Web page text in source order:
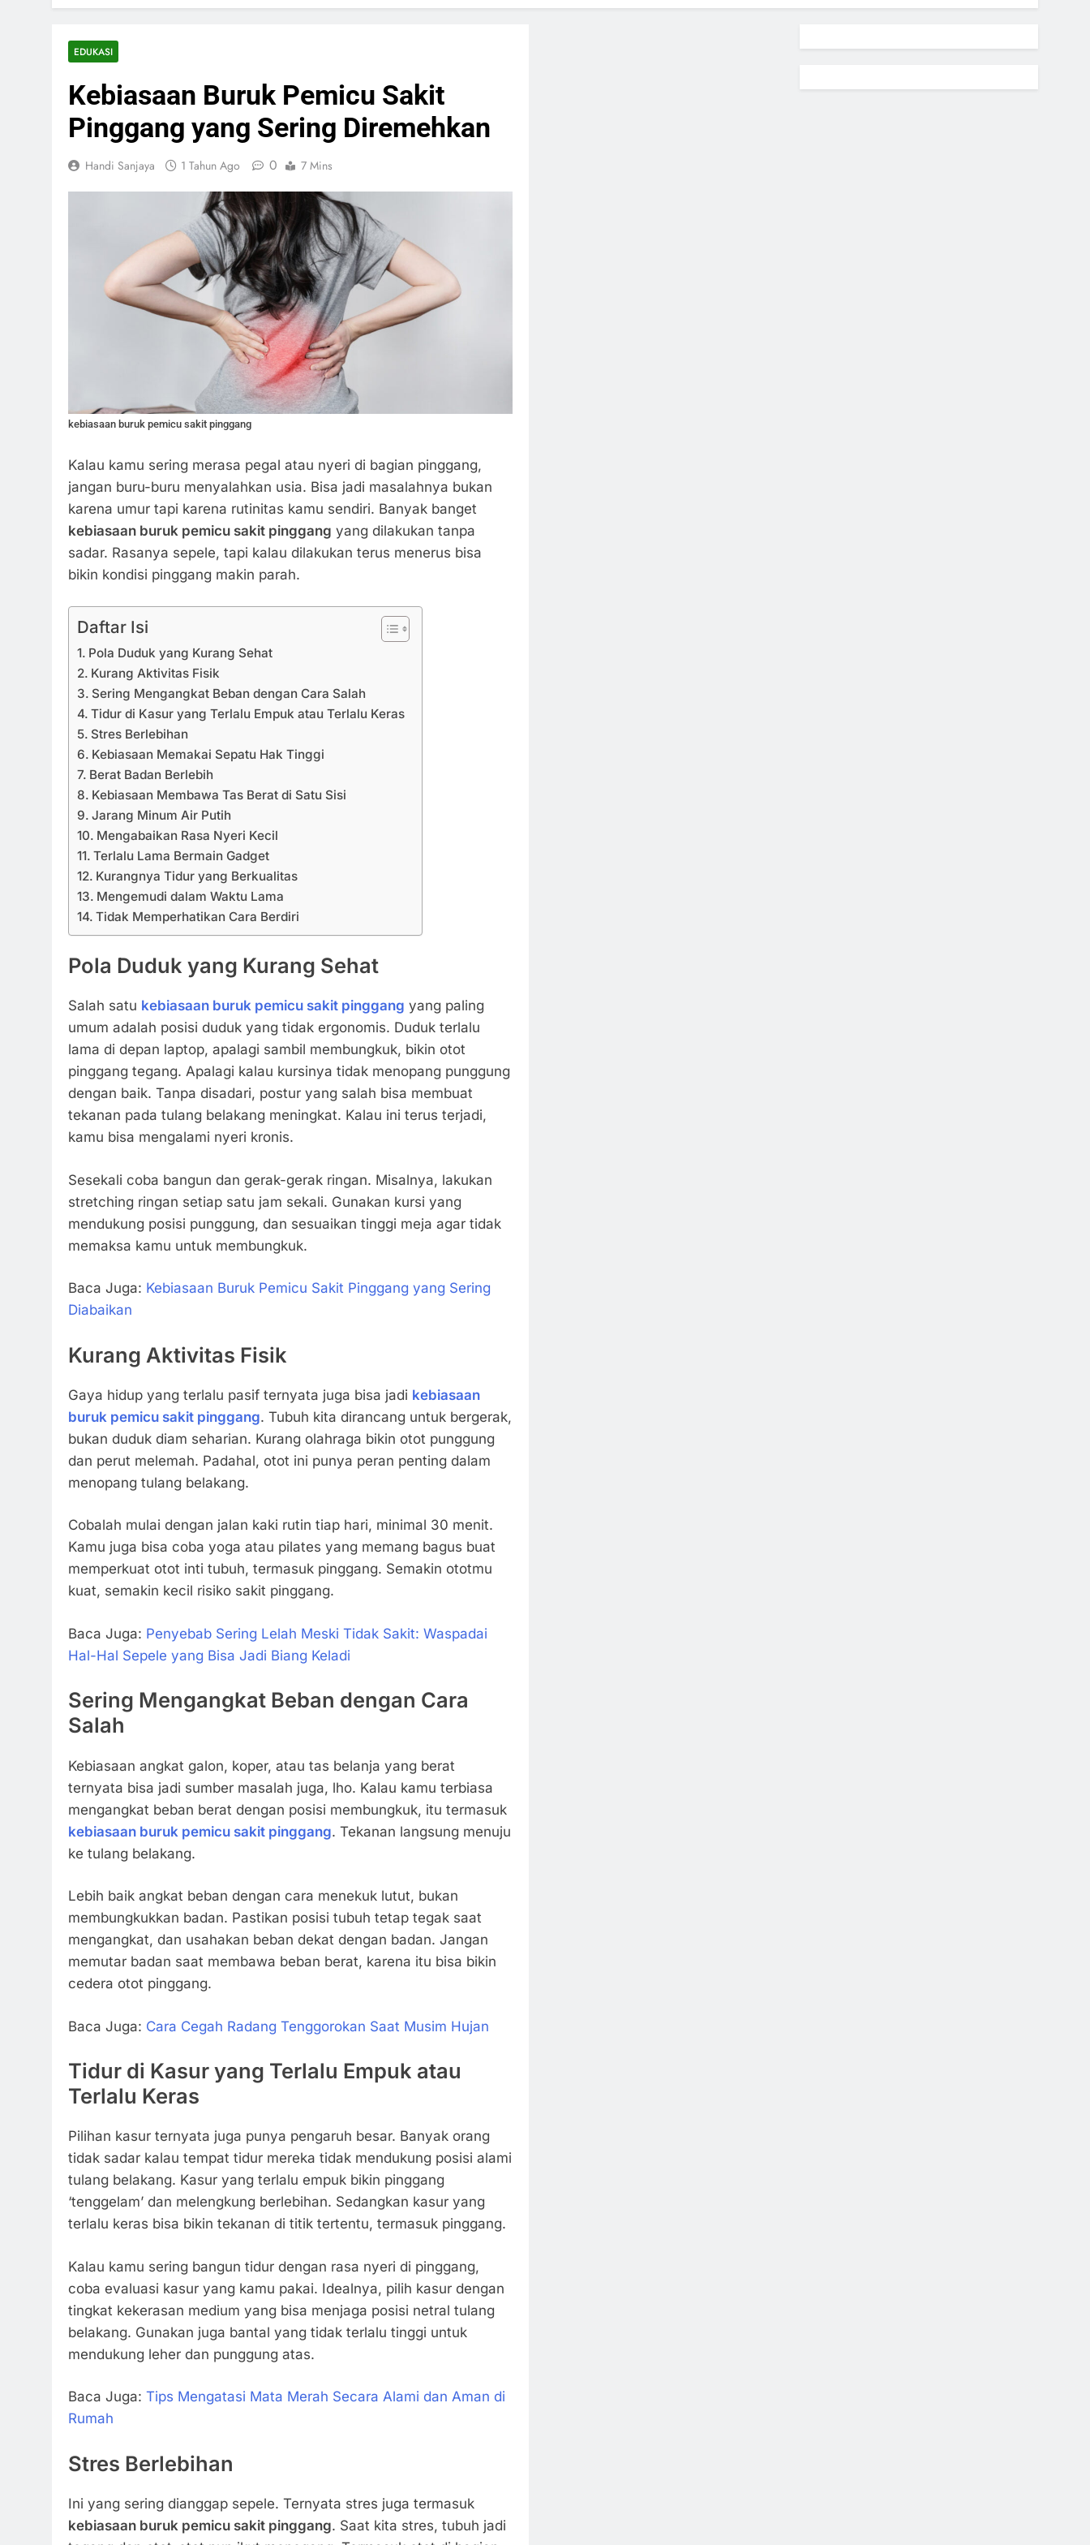
EDUKASI
Kebiasaan Buruk Pemicu Sakit
Pinggang yang Sering Diremehkan
Handi Sanjaya 1 Tahun Ago 0 7 Mins
kebiasaan buruk pemicu sakit pinggang
Kalau kamu sering merasa pegal atau nyeri di bagian pinggang,
jangan buru-buru menyalahkan usia. Bisa jadi masalahnya bukan
karena umur tapi karena rutinitas kamu sendiri. Banyak banget
kebiasaan buruk pemicu sakit pinggang yang dilakukan tanpa
sadar. Rasanya sepele, tapi kalau dilakukan terus menerus bisa
bikin kondisi pinggang makin parah.
Daftar Isi
Pola Duduk yang Kurang Sehat
Kurang Aktivitas Fisik
Sering Mengangkat Beban dengan Cara Salah
Tidur di Kasur yang Terlalu Empuk atau Terlalu Keras
Stres Berlebihan
Kebiasaan Memakai Sepatu Hak Tinggi
Berat Badan Berlebih
Kebiasaan Membawa Tas Berat di Satu Sisi
Jarang Minum Air Putih
Mengabaikan Rasa Nyeri Kecil
Terlalu Lama Bermain Gadget
Kurangnya Tidur yang Berkualitas
Mengemudi dalam Waktu Lama
Tidak Memperhatikan Cara Berdiri
Pola Duduk yang Kurang Sehat
Salah satu kebiasaan buruk pemicu sakit pinggang yang paling
umum adalah posisi duduk yang tidak ergonomis. Duduk terlalu
lama di depan laptop, apalagi sambil membungkuk, bikin otot
pinggang tegang. Apalagi kalau kursinya tidak menopang punggung
dengan baik. Tanpa disadari, postur yang salah bisa membuat
tekanan pada tulang belakang meningkat. Kalau ini terus terjadi,
kamu bisa mengalami nyeri kronis.
Sesekali coba bangun dan gerak-gerak ringan. Misalnya, lakukan
stretching ringan setiap satu jam sekali. Gunakan kursi yang
mendukung posisi punggung, dan sesuaikan tinggi meja agar tidak
memaksa kamu untuk membungkuk.
Baca Juga: Kebiasaan Buruk Pemicu Sakit Pinggang yang Sering
Diabaikan
Kurang Aktivitas Fisik
Gaya hidup yang terlalu pasif ternyata juga bisa jadi kebiasaan
buruk pemicu sakit pinggang. Tubuh kita dirancang untuk bergerak,
bukan duduk diam seharian. Kurang olahraga bikin otot punggung
dan perut melemah. Padahal, otot ini punya peran penting dalam
menopang tulang belakang.
Cobalah mulai dengan jalan kaki rutin tiap hari, minimal 30 menit.
Kamu juga bisa coba yoga atau pilates yang memang bagus buat
memperkuat otot inti tubuh, termasuk pinggang. Semakin ototmu
kuat, semakin kecil risiko sakit pinggang.
Baca Juga: Penyebab Sering Lelah Meski Tidak Sakit: Waspadai
Hal-Hal Sepele yang Bisa Jadi Biang Keladi
Sering Mengangkat Beban dengan Cara
Salah
Kebiasaan angkat galon, koper, atau tas belanja yang berat
ternyata bisa jadi sumber masalah juga, lho. Kalau kamu terbiasa
mengangkat beban berat dengan posisi membungkuk, itu termasuk
kebiasaan buruk pemicu sakit pinggang. Tekanan langsung menuju
ke tulang belakang.
Lebih baik angkat beban dengan cara menekuk lutut, bukan
membungkukkan badan. Pastikan posisi tubuh tetap tegak saat
mengangkat, dan usahakan beban dekat dengan badan. Jangan
memutar badan saat membawa beban berat, karena itu bisa bikin
cedera otot pinggang.
Baca Juga: Cara Cegah Radang Tenggorokan Saat Musim Hujan
Tidur di Kasur yang Terlalu Empuk atau
Terlalu Keras
Pilihan kasur ternyata juga punya pengaruh besar. Banyak orang
tidak sadar kalau tempat tidur mereka tidak mendukung posisi alami
tulang belakang. Kasur yang terlalu empuk bikin pinggang
‘tenggelam’ dan melengkung berlebihan. Sedangkan kasur yang
terlalu keras bisa bikin tekanan di titik tertentu, termasuk pinggang.
Kalau kamu sering bangun tidur dengan rasa nyeri di pinggang,
coba evaluasi kasur yang kamu pakai. Idealnya, pilih kasur dengan
tingkat kekerasan medium yang bisa menjaga posisi netral tulang
belakang. Gunakan juga bantal yang tidak terlalu tinggi untuk
mendukung leher dan punggung atas.
Baca Juga: Tips Mengatasi Mata Merah Secara Alami dan Aman di
Rumah
Stres Berlebihan
Ini yang sering dianggap sepele. Ternyata stres juga termasuk
kebiasaan buruk pemicu sakit pinggang. Saat kita stres, tubuh jadi